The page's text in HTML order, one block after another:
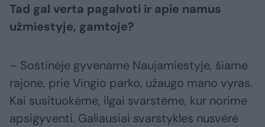
Tad gal verta pagalvoti ir apie namus
užmiestyje, gamtoje?
– Sostinėje gyvename Naujamiestyje, šiame
rajone, prie Vingio parko, užaugo mano vyras.
Kai susituokėme, ilgai svarstėme, kur norime
apsigyventi. Galiausiai svarstykles nusvėrė